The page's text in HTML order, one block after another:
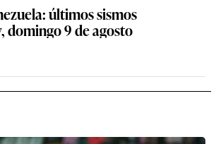
últimos sismos
domingo 9 de agosto